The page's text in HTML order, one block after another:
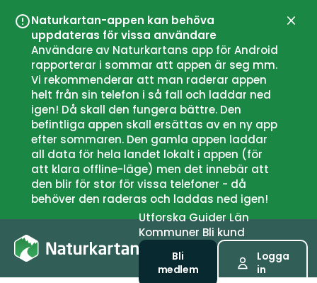
Naturkartan-appen kan behöva
uppdateras för vissa användare
Användare av Naturkartans app för Android
rapporterar i sommar att appen är seg mm.
Vi rekommenderar att man raderar appen
helt från sin telefon i så fall och laddar ned
igen! Då skall den fungera bättre. Den
befintliga appen skall ersättas av en ny app
efter sommaren. Den gamla appen laddar
all data för hela landet lokalt i appen (för
att klara offline-läge) men det innebär att
den blir för stor för vissa telefoner - då
behöver den raderas och laddas ned igen!
UtforskaGuiderLän
Kommuner Bli kund
Bli
medlem
Logga
in